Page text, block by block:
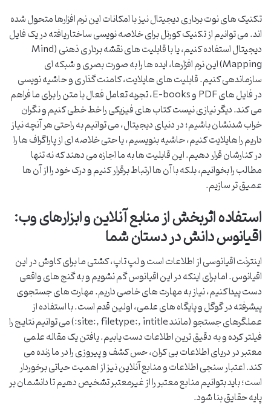
تکنیک های نوت برداری دیجیتال نیز با امکانات این نرم افزارها متحول شده
اند. می توانیم از تکنیک کورنل برای خلاصه نویسی ساختاریافته در یک فایل
دیجیتال استفاده کنیم، یا با قابلیت های نقشه برداری ذهنی (Mind
Mapping) این نرم افزارها، ایده ها را به صورت بصری و شبکه ای
سازماندهی کنیم. قابلیت های هایلایت، کامنت گذاری و حاشیه نویسی
در فایل های PDF و E-books، تجربه تعامل فعال با متن را برای ما فراهم
می کند. دیگر نیازی نیست کتاب های فیزیکی را خط خطی کنیم و نگران
خراب شدنشان باشیم؛ در دنیای دیجیتال، می توانیم به راحتی هر آنچه نیاز
داریم را هایلایت کنیم، حاشیه بنویسیم، یا حتی خلاصه ای از پاراگراف ها را
در کنارشان قرار دهیم. این قابلیت ها به ما اجازه می دهند که نه تنها
مطالب را بخوانیم، بلکه با آن ها ارتباط برقرار کنیم و درک خود را از آن ها
عمیق تر سازیم.
استفاده اثربخش از منابع آنلاین و ابزارهای وب:
اقیانوس دانش در دستان شما
اینترنت اقیانوسی از اطلاعات است و لپ تاپ، کشتی ما برای کاوش در این
اقیانوس. اما برای اینکه در این اقیانوس گم نشویم و به گنج های واقعی
دست پیدا کنیم، نیاز به مهارت های خاصی داریم. مهارت های جستجوی
پیشرفته در گوگل و پایگاه های علمی، اولین قدم است. با استفاده از
عملگرهای جستجو (مانند site:, filetype:, intitle:) می توانیم نتایج را
فیلتر کرده و به دقیق ترین اطلاعات دست یابیم. یافتن یک مقاله علمی
معتبر در دریای اطلاعات بی کران، حس کشف و پیروزی را در ما زنده می
کند. اعتبار سنجی اطلاعات و منابع آنلاین نیز از اهمیت حیاتی برخوردار
است؛ باید بتوانیم منابع معتبر را از غیرمعتبر تشخیص دهیم تا دانشمان بر
پایه حقایق بنا شود.